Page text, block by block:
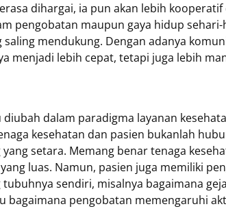
dihargai, ia pun akan lebih
pengobatan maupun gaya hidup
mendukung. Dengan adanya
menjadi lebih cepat, tetapi juga lebih
dalam paradigma layanan
kesehatan dan pasien bukanlah
setara. Memang benar tenaga
luas. Namun, pasien juga memiliki
sendiri, misalnya bagaimana
bagaimana pengobatan memengaruhi